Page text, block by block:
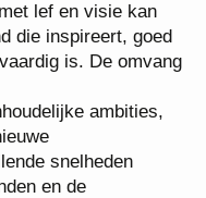
alle niveaus en die
het moet.
en
van het
de
de
en